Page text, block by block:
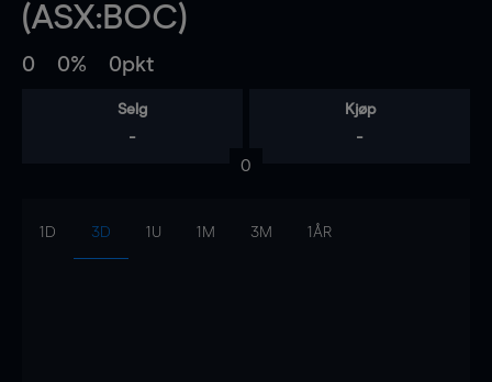
(ASX:BOC)
0 0% 0pkt
Selg
-
Kjøp
-
0
1D 3D 1U 1M 3M 1ÅR